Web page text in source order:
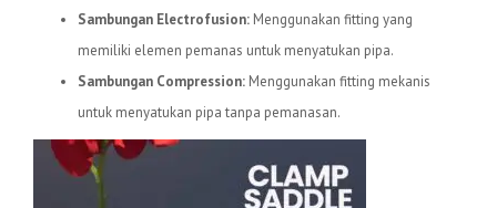
Sambungan Electrofusion: Menggunakan fitting yang
memiliki elemen pemanas untuk menyatukan pipa.
Sambungan Compression: Menggunakan fitting mekanis
untuk menyatukan pipa tanpa pemanasan.